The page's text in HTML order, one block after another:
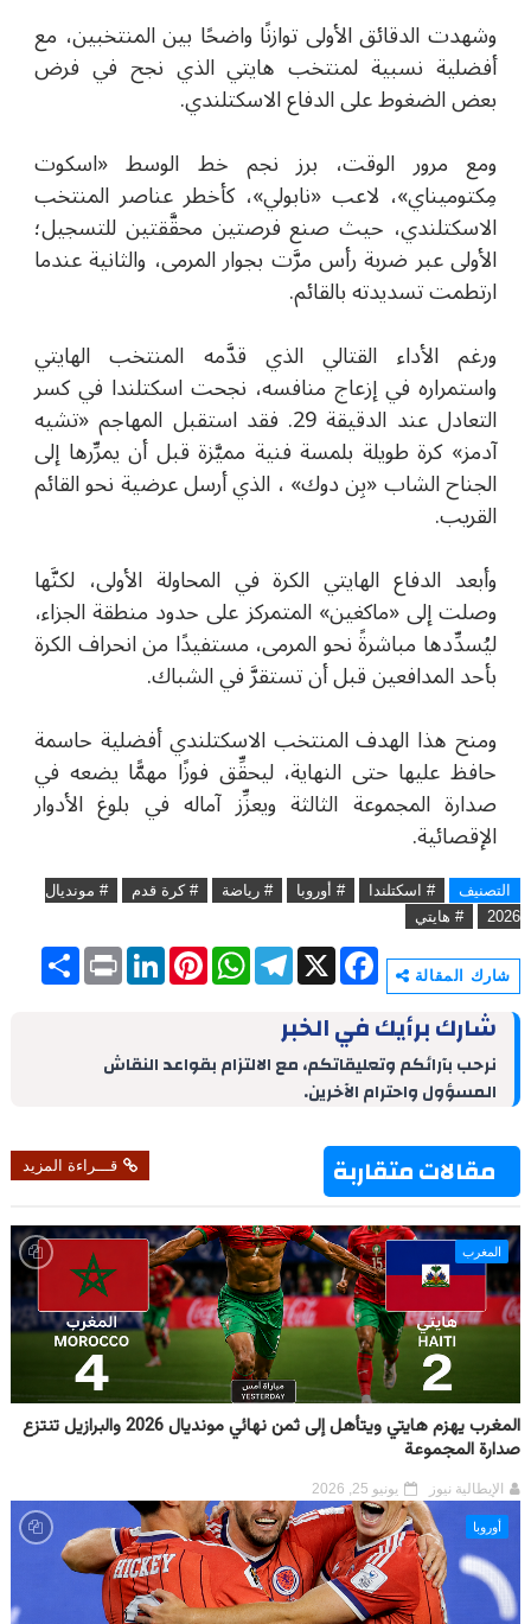
وشهدت الدقائق الأولى توازنًا واضحًا بين المنتخبين، مع
أفضلية نسبية لمنتخب هايتي الذي نجح في فرض
بعض الضغوط على الدفاع الاسكتلندي.
ومع مرور الوقت، برز نجم خط الوسط «اسكوت
مِكتوميناي»، لاعب «نابولي»، كأخطر عناصر المنتخب
الاسكتلندي، حيث صنع فرصتين محقَّقتين للتسجيل؛
الأولى عبر ضربة رأس مرَّت بجوار المرمى، والثانية عندما
ارتطمت تسديدته بالقائم.
ورغم الأداء القتالي الذي قدَّمه المنتخب الهايتي
واستمراره في إزعاج منافسه، نجحت اسكتلندا في كسر
التعادل عند الدقيقة 29. فقد استقبل المهاجم «تشيه
آدمز» كرة طويلة بلمسة فنية مميَّزة قبل أن يمرِّرها إلى
الجناح الشاب «بِن دوك» ، الذي أرسل عرضية نحو القائم
القريب.
وأبعد الدفاع الهايتي الكرة في المحاولة الأولى، لكنَّها
وصلت إلى «ماكغين» المتمركز على حدود منطقة الجزاء،
ليُسدِّدها مباشرةً نحو المرمى، مستفيدًا من انحراف الكرة
بأحد المدافعين قبل أن تستقرَّ في الشباك.
ومنح هذا الهدف المنتخب الاسكتلندي أفضلية حاسمة
حافظ عليها حتى النهاية، ليحقِّق فوزًا مهمًّا يضعه في
صدارة المجموعة الثالثة ويعزِّز آماله في بلوغ الأدوار
الإقصائية.
التصنيف # اسكتلندا # أوروبا # رياضة # كرة قدم
# مونديال
2026
# هايتي
شارك المقالة
S
h
P
r
L
I
P
e
W
h
p
T
e
g
a
X
F
a
b
o
k
شارك برأيك في الخبر
نرحب بآرائكم وتعليقاتكم، مع الالتزام بقواعد النقاش
المسؤول واحترام الآخرين.
مقالات متقاربة قـــراءة المزيد
المغرب
المغرب يهزم هايتي ويتأهل إلى ثمن نهائي مونديال 2026 والبرازيل تنتزع
صدارة المجموعة
الإيطالية نيوز يونيو 25, 2026
أوروبا